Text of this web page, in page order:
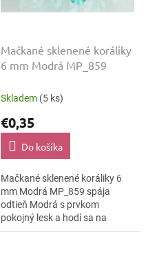
Mačkané sklenené koráliky
6 mm Modrá MP_859
Skladem (5 ks)
€0,35
Do košíka
Mačkané sklenené koráliky 6
mm Modrá MP_859 spája
odtieň Modrá s prvkom
pokojný lesk a hodí sa na
luxusná večerná móda, brošne